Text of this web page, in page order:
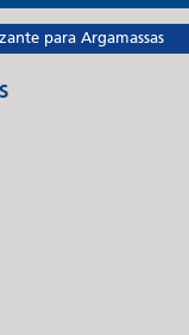
para Argamassas